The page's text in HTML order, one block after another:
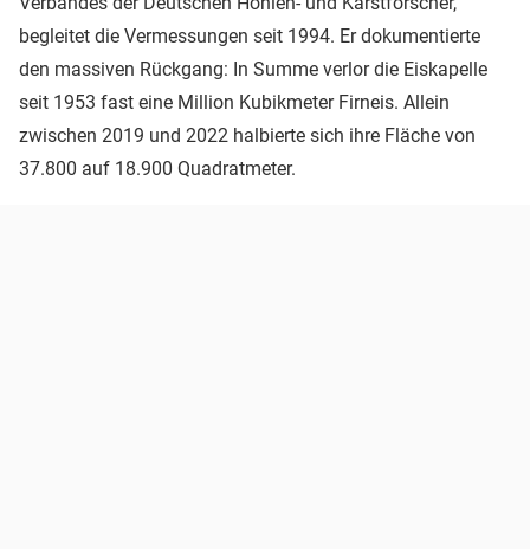
begleitet die Vermessungen seit 1994. Er dokumentierte
den massiven Rückgang: In Summe verlor die Eiskapelle
seit 1953 fast eine Million Kubikmeter Firneis. Allein
zwischen 2019 und 2022 halbierte sich ihre Fläche von
37.800 auf 18.900 Quadratmeter.